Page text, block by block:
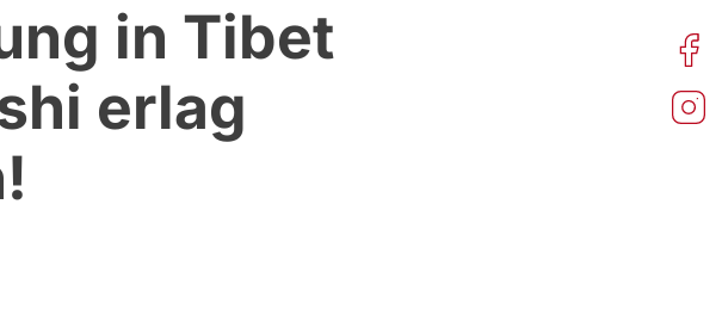
in Tibet
erlag